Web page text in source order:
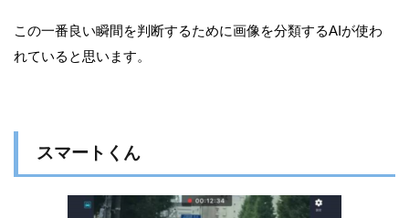
この一番良い瞬間を判断するために画像を分類するAIが使わ
れていると思います。
スマートくん